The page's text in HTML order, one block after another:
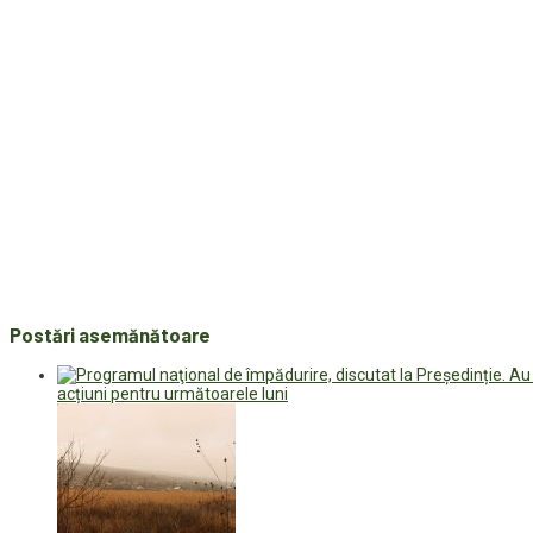
Postări asemănătoare
acțiuni pentru următoarele luni